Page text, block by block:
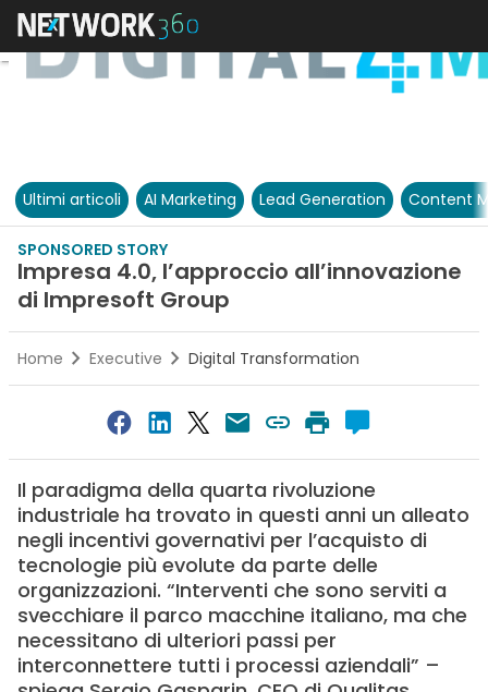
Ultimi articoli AI Marketing Lead Generation Content
SPONSORED STORY
Impresa 4.0, l’approccio all’innovazione
di Impresoft Group
Home Executive Digital Transformation
Il paradigma della quarta rivoluzione
industriale ha trovato in questi anni un alleato
negli incentivi governativi per l’acquisto di
tecnologie più evolute da parte delle
organizzazioni. “Interventi che sono serviti a
svecchiare il parco macchine italiano, ma che
necessitano di ulteriori passi per
interconnettere tutti i processi aziendali” –